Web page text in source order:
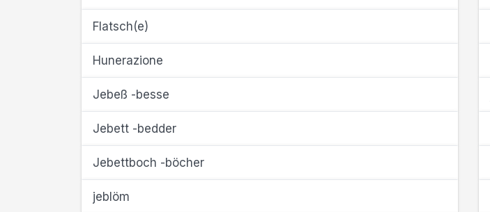
Flatsch(e)
Hunerazione
Jebeß -besse
Jebett -bedder
Jebettboch -böcher
jeblöm